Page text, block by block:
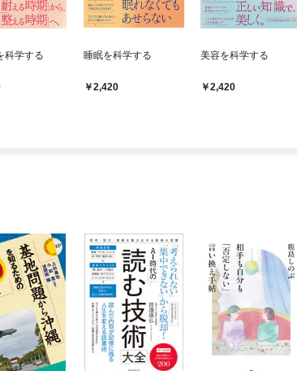
科学する 睡眠を科学する
2,420
美容を科学する
2,420